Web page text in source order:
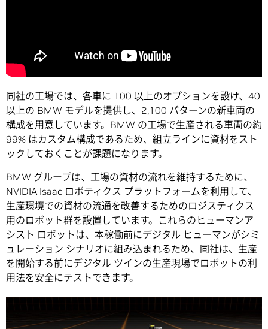
同社の工場では、各車に 100 以上のオプションを設け、40
以上の BMW モデルを提供し、2,100 パターンの新車両の
構成を用意しています。BMW の工場で生産される車両の約
99% はカスタム構成であるため、組立ラインに資材をスト
ックしておくことが課題になります。
BMW グループは、工場の資材の流れを維持するために、
NVIDIA Isaac ロボティクス プラットフォームを利用して、
生産環境での資材の流通を改善するためのロジスティクス
用のロボット群を設置しています。これらのヒューマンア
シスト ロボットは、本稼働前にデジタル ヒューマンがシミ
ュレーション シナリオに組み込まれるため、同社は、生産
を開始する前にデジタル ツインの生産現場でロボットの利
用法を安全にテストできます。